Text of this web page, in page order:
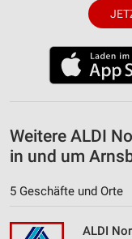
Weitere ALDI
in und um
5 Geschäfte und Orte
ALDI